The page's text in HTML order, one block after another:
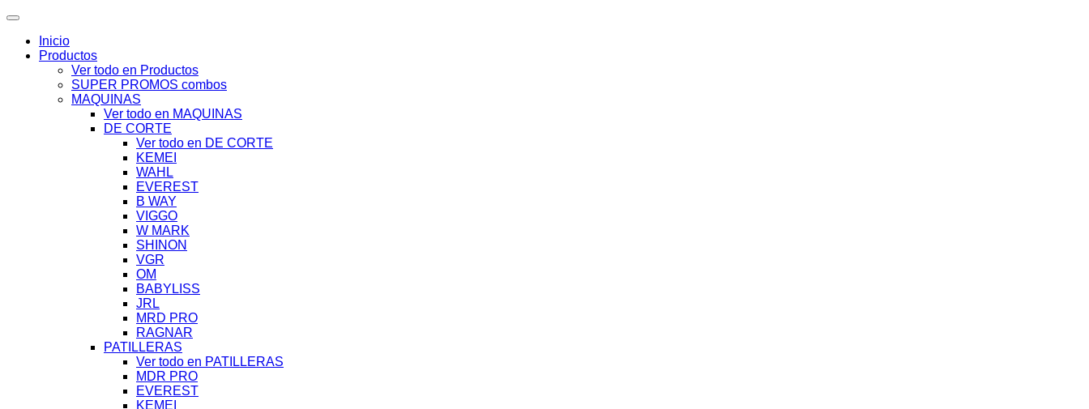
Inicio
Productos
Ver todo en Productos
SUPER PROMOS combos
MAQUINAS
Ver todo en MAQUINAS
DE CORTE
Ver todo en DE CORTE
KEMEI
WAHL
EVEREST
B WAY
VIGGO
W MARK
SHINON
VGR
OM
BABYLISS
JRL
MRD PRO
RAGNAR
PATILLERAS
Ver todo en PATILLERAS
MDR PRO
EVEREST
KEMEI